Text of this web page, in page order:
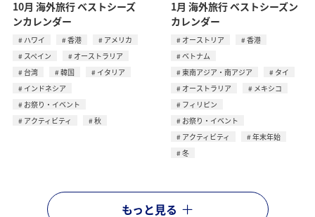
10月 海外旅行 ベストシーズ
ンカレンダー
ハワイ 香港
アメリカ
スペイン
オーストラリア
台湾
韓国
イタリア
インドネシア
お祭り・イベント
アクティビティ
秋
1月 海外旅行 ベストシーズン
カレンダー
オーストリア
香港
ベトナム
東南アジア・南アジア
タイ
オーストラリア
メキシコ
フィリピン
お祭り・イベント
アクティビティ
年末年始
冬
もっと見る